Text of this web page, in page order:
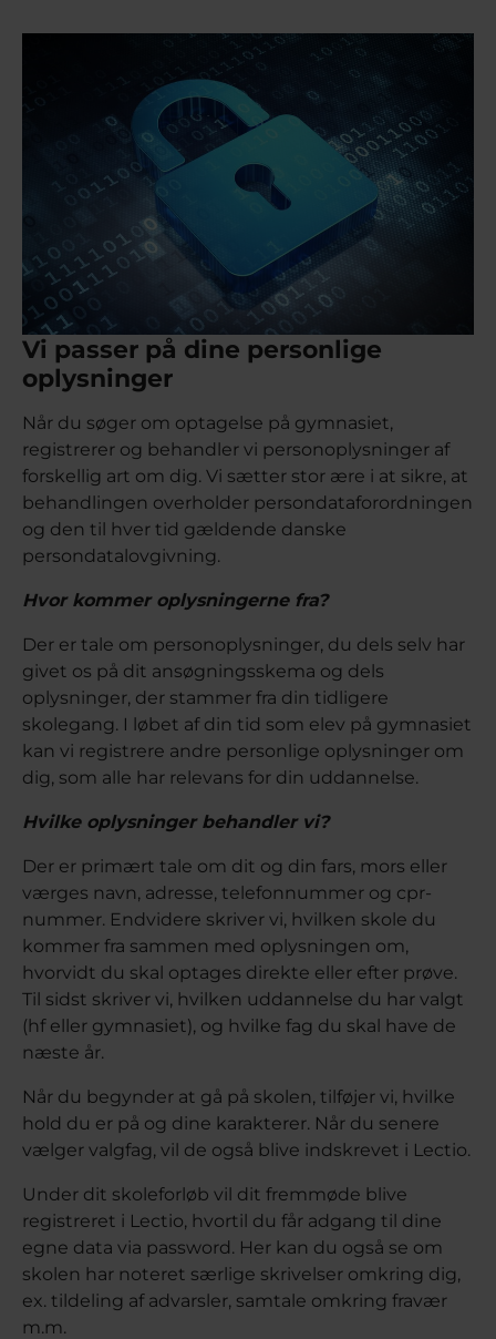
Vi passer på dine personlige
oplysninger
Når du søger om optagelse på gymnasiet,
registrerer og behandler vi personoplysninger af
forskellig art om dig. Vi sætter stor ære i at sikre, at
behandlingen overholder persondataforordningen
og den til hver tid gældende danske
persondatalovgivning.
Hvor kommer oplysningerne fra?
Der er tale om personoplysninger, du dels selv har
givet os på dit ansøgningsskema og dels
oplysninger, der stammer fra din tidligere
skolegang. I løbet af din tid som elev på gymnasiet
kan vi registrere andre personlige oplysninger om
dig, som alle har relevans for din uddannelse.
Hvilke oplysninger behandler vi?
Der er primært tale om dit og din fars, mors eller
værges navn, adresse, telefonnummer og cpr-
nummer. Endvidere skriver vi, hvilken skole du
kommer fra sammen med oplysningen om,
hvorvidt du skal optages direkte eller efter prøve.
Til sidst skriver vi, hvilken uddannelse du har valgt
(hf eller gymnasiet), og hvilke fag du skal have de
næste år.
Når du begynder at gå på skolen, tilføjer vi, hvilke
hold du er på og dine karakterer. Når du senere
vælger valgfag, vil de også blive indskrevet i Lectio.
Under dit skoleforløb vil dit fremmøde blive
registreret i Lectio, hvortil du får adgang til dine
egne data via password. Her kan du også se om
skolen har noteret særlige skrivelser omkring dig,
ex. tildeling af advarsler, samtale omkring fravær
m.m.